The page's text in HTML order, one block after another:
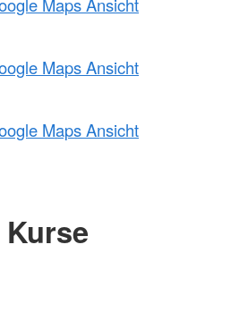
Maps Ansicht
Maps Ansicht
Kurse